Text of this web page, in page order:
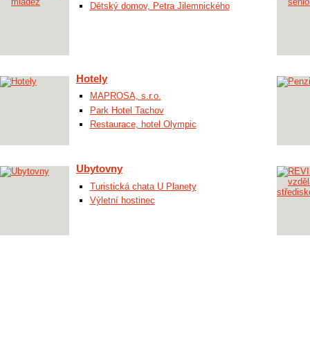
Dětský domov, Petra Jilemnického
Hotely
MAPROSA, s.r.o.
Park Hotel Tachov
Restaurace, hotel Olympic
Ubytovny
Turistická chata U Planety
Výletní hostinec